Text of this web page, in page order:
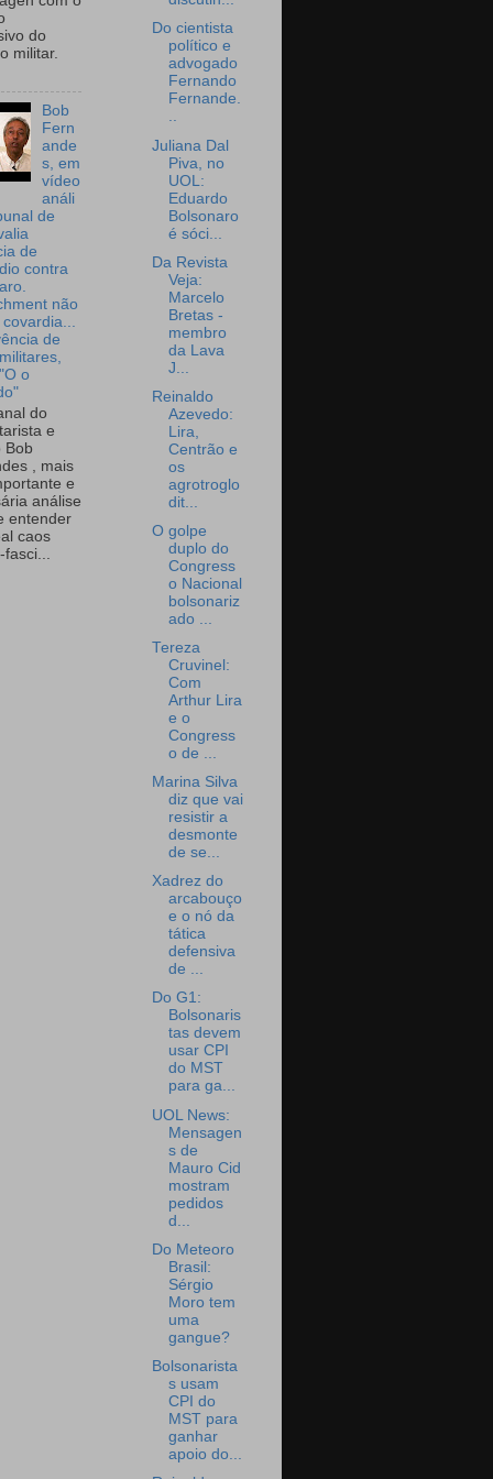
do
militar.
Bob
Fern
ande
s, em
vídeo
análi
de
de
contra
não
de
o
do
e
Bob
, mais
e
análise
entender
caos
Do cientista
político e
advogado
Fernando
Fernande.
..
Juliana Dal
Piva, no
UOL:
Eduardo
Bolsonaro
é sóci...
Da Revista
Veja:
Marcelo
Bretas -
membro
da Lava
J...
Reinaldo
Azevedo:
Lira,
Centrão e
os
agrotroglo
dit...
O golpe
duplo do
Congress
o Nacional
bolsonariz
ado ...
Tereza
Cruvinel:
Com
Arthur Lira
e o
Congress
o de ...
Marina Silva
diz que vai
resistir a
desmonte
de se...
Xadrez do
arcabouço
e o nó da
tática
defensiva
de ...
Do G1:
Bolsonaris
tas devem
usar CPI
do MST
para ga...
UOL News:
Mensagen
s de
Mauro Cid
mostram
pedidos
d...
Do Meteoro
Brasil:
Sérgio
Moro tem
uma
gangue?
Bolsonarista
s usam
CPI do
MST para
ganhar
apoio do...